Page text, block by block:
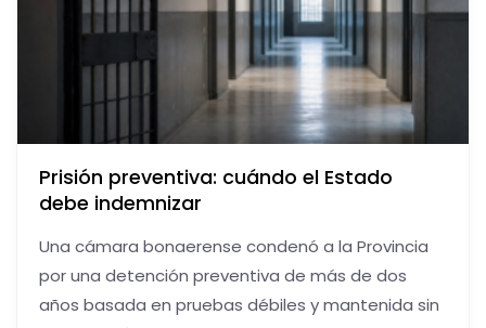
Prisión preventiva: cuándo el Estado
debe indemnizar
Una cámara bonaerense condenó a la Provincia
por una detención preventiva de más de dos
años basada en pruebas débiles y mantenida sin